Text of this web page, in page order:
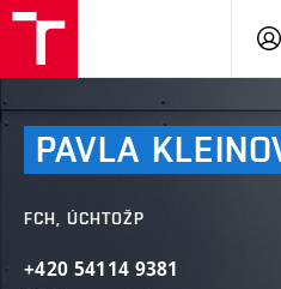
PAVLA
FCH, ÚCHTOŽP
+420 54114 9381